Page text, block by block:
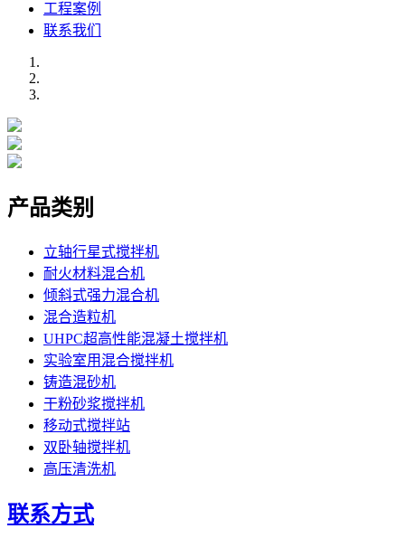
工程案例
联系我们
产品类别
立轴行星式搅拌机
耐火材料混合机
倾斜式强力混合机
混合造粒机
UHPC超高性能混凝土搅拌机
实验室用混合搅拌机
铸造混砂机
干粉砂浆搅拌机
移动式搅拌站
双卧轴搅拌机
高压清洗机
联系方式